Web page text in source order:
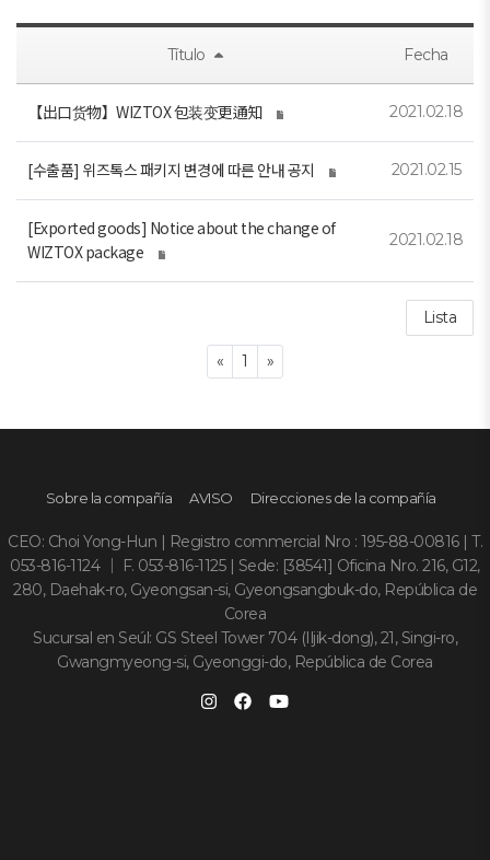
Título Fecha
【出口货物】WIZTOX 包装变更通知 2021.02.18
[수출품] 위즈톡스 패키지 변경에 따른 안내 공지 2021.02.15
[Exported goods] Notice about the change of
WIZTOX package
2021.02.18
Lista
«Previous
1 »Next
Sobre la compañía AVISO Direcciones de la compañía
CEO: Choi Yong-Hun | Registro commercial Nro : 195-88-00816 | T.
053-816-1124 ｜ F. 053-816-1125 | Sede: [38541] Oficina Nro. 216, G12,
280, Daehak-ro, Gyeongsan-si, Gyeongsangbuk-do, República de
Corea
Sucursal en Seúl: GS Steel Tower 704 (Iljik-dong), 21, Singi-ro,
Gwangmyeong-si, Gyeonggi-do, República de Corea